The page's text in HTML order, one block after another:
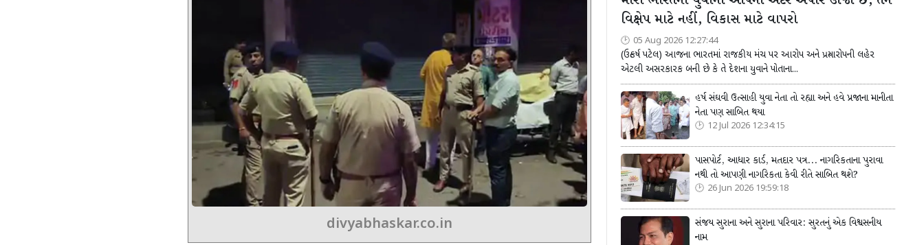
divyabhaskar.co.in
વિક્ષેપ માટે નહીં, વિકાસ માટે વાપરો
05 Aug 2026 12:27:44
(ઉત્કર્ષ પટેલ) આજના ભારતમાં રાજકીય મંચ પર આરોપ અને પ્રત્યારોપની લહેર
એટલી અસરકારક બની છે કે તે દેશના યુવાને પોતાના...
હર્ષ સંઘવી ઉત્સાહી યુવા નેતા તો રહ્યા અને હવે પ્રજાના માનીતા
નેતા પણ સાબિત થયા
12 Jul 2026 12:34:15
પાસપોર્ટ, આધાર કાર્ડ, મતદાર પત્ર... નાગરિકતાના પુરાવા
નથી તો આપણી નાગરિકતા કેવી રીતે સાબિત થશે?
26 Jun 2026 19:59:18
સંજય સુરાના અને સુરાના પરિવાર: સુરતનું એક વિશ્વસનીય
નામ